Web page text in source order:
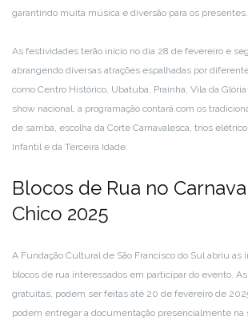
garantindo muita música e diversão para os presentes.
As festividades terão início no dia 28 de fevereiro e
abrangendo diversas atrações espalhadas por
como Centro Histórico, Ubatuba, Prainha, Vila da
show nacional, a programação contará com os
de samba, escolha da Corte Carnavalesca, trios
Infantil e da Terceira Idade.
Blocos de Rua no
Chico 2025
A Fundação Cultural de São Francisco do Sul abriu as
blocos de rua interessados em participar do evento.
gratuitas, podem ser feitas até 20 de fevereiro de
podem entregar a documentação presencialmente na